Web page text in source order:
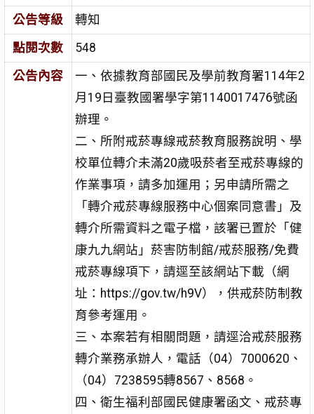
公告等級
轉知
點閱次數
548
公告內容
一、依據教育部國民及學前教育署114年2
月19日臺教國署學字第1140017476號函
辦理。
二、所附戒菸專線戒菸教育服務說明、學
校單位轉介未滿20歲吸菸者至戒菸專線的
作業事項，請多加運用；另申請所需之
「轉介戒菸專線服務中心個案同意書」及
轉介所需資料之電子檔，該署已置於「健
康九九網站」菸害防制館/戒菸服務/免費
戒菸專線項下，請逕至該網站下載（網
址：https://gov.tw/h9V），供戒菸防制教
育參考運用。
三、本案若有相關問題，請逕洽戒菸服務
轉介業務承辦人，電話（04）7000620、
（04）7238595轉8567、8568。
四、衛生福利部國民健康署函文、戒菸專